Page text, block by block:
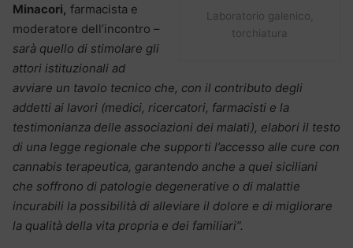
Laboratorio galenico,
torchiatura
Minacori, farmacista e
moderatore dell’incontro –
sarà quello di stimolare gli
attori istituzionali ad
avviare un tavolo tecnico che, con il contributo degli
addetti ai lavori (medici, ricercatori, farmacisti e la
testimonianza delle associazioni dei malati), elabori il testo
di una legge regionale che supporti l’accesso alle cure con
cannabis terapeutica, garantendo anche a quei siciliani
che soffrono di patologie degenerative o di malattie
incurabili la possibilità di alleviare il dolore e di migliorare
la qualità della vita propria e dei familiari”.